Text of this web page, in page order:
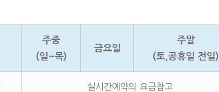
주중
(일~목)
금요일
주말
(토,공휴일 전일)
실시간예약의 요금참고